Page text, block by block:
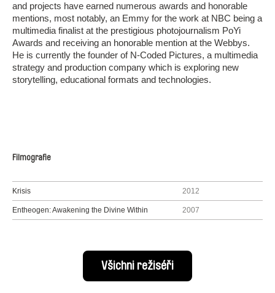
and projects have earned numerous awards and honorable
mentions, most notably, an Emmy for the work at NBC being a
multimedia finalist at the prestigious photojournalism PoYi
Awards and receiving an honorable mention at the Webbys.
He is currently the founder of N-Coded Pictures, a multimedia
strategy and production company which is exploring new
storytelling, educational formats and technologies.
Filmografie
Krisis 2012
Entheogen: Awakening the Divine Within 2007
Všichni režiséři